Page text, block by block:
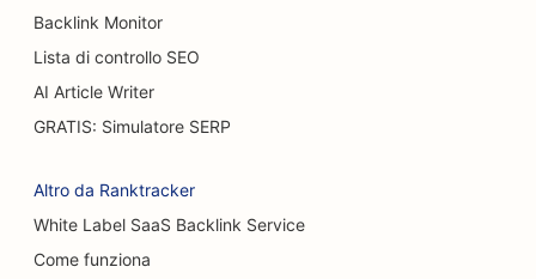
SEO per pasticcerie
SEO per concessionari di auto
SEO per chirurghi ustionati
SEO per negozi di moquette e pavimenti
Backlink Monitor
Lista di controllo SEO
AI Article Writer
GRATIS: Simulatore SERP
Altro da Ranktracker
White Label SaaS Backlink Service
Come funziona